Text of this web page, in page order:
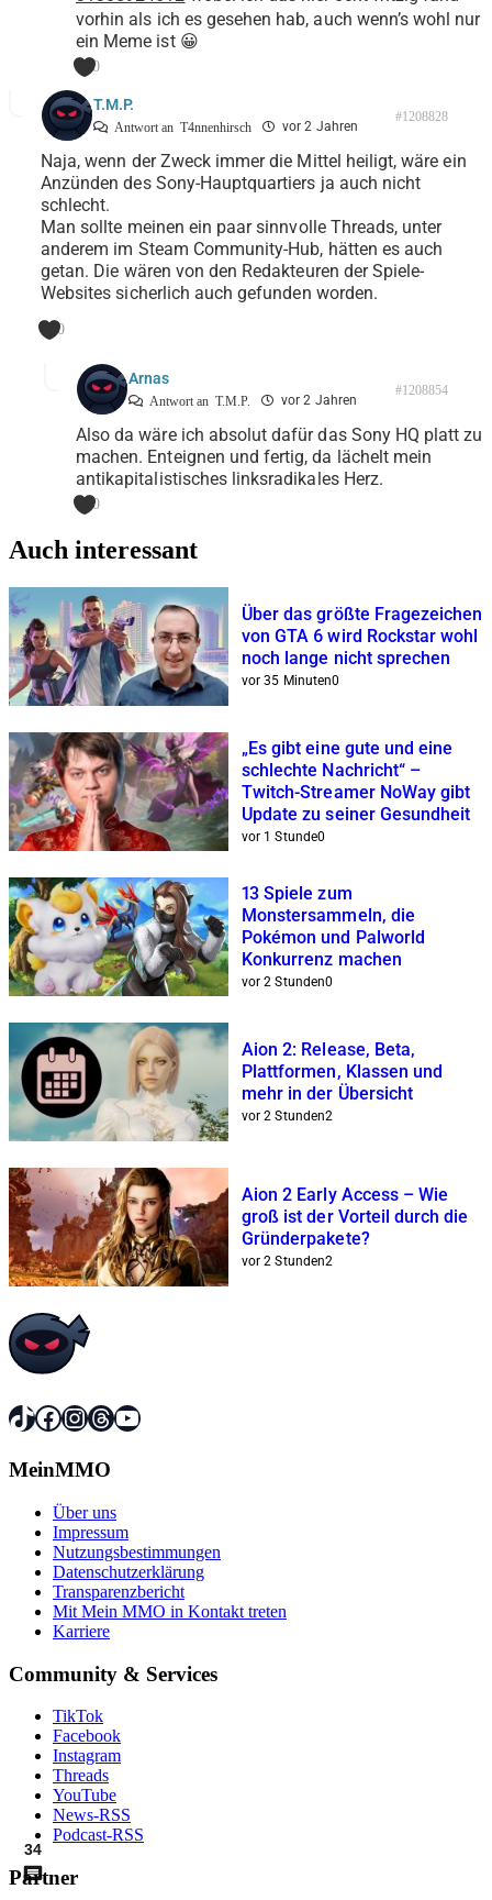
vorhin als ich es gesehen hab, auch wenn’s wohl nur
ein Meme ist 😀
0
T.M.P.
Antwort an T4nnenhirsch vor 2 Jahren
#1208828
Naja, wenn der Zweck immer die Mittel heiligt, wäre ein
Anzünden des Sony-Hauptquartiers ja auch nicht
schlecht.
Man sollte meinen ein paar sinnvolle Threads, unter
anderem im Steam Community-Hub, hätten es auch
getan. Die wären von den Redakteuren der Spiele-
Websites sicherlich auch gefunden worden.
0
Arnas
Antwort an T.M.P. vor 2 Jahren
#1208854
Also da wäre ich absolut dafür das Sony HQ platt zu
machen. Enteignen und fertig, da lächelt mein
antikapitalistisches linksradikales Herz.
0
Auch interessant
Über das größte Fragezeichen
von GTA 6 wird Rockstar wohl
noch lange nicht sprechen
vor 35 Minuten0
„Es gibt eine gute und eine
schlechte Nachricht“ –
Twitch-Streamer NoWay gibt
Update zu seiner Gesundheit
vor 1 Stunde0
13 Spiele zum
Monstersammeln, die
Pokémon und Palworld
Konkurrenz machen
vor 2 Stunden0
Aion 2: Release, Beta,
Plattformen, Klassen und
mehr in der Übersicht
vor 2 Stunden2
Aion 2 Early Access – Wie
groß ist der Vorteil durch die
Gründerpakete?
vor 2 Stunden2
TikTok
Facebook
Instagram
Threads
YouTube
MeinMMO
Über uns
Impressum
Nutzungsbestimmungen
Datenschutzerklärung
Transparenzbericht
Mit Mein MMO in Kontakt treten
Karriere
Community & Services
TikTok
Facebook
Instagram
Threads
YouTube
News-RSS
Podcast-RSS
Partner
34